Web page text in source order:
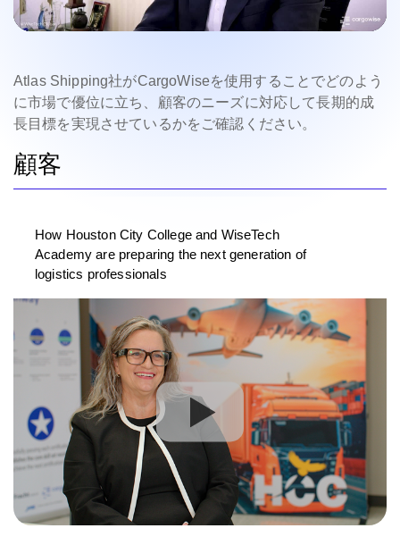
Atlas Shipping社がCargoWiseを使用することでどのよう
に市場で優位に立ち、顧客のニーズに対応して長期的成
長目標を実現させているかをご確認ください。
顧客
How Houston City College and WiseTech
Academy are preparing the next generation of
logistics professionals